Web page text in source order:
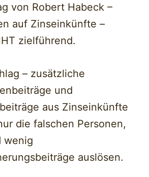
von Robert Habeck –
auf Zinseinkünfte –
zielführend.
– zusätzliche
und
aus Zinseinkünfte
die falschen Personen,
wenig
auslösen.